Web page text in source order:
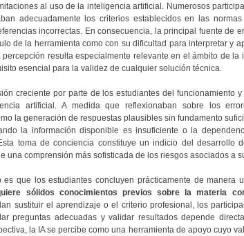
al uso de la inteligencia artificial. Numerosos
adecuadamente los criterios establecidos en las
incorrectas. En consecuencia, la principal fuente de
de la herramienta como con su dificultad para interpretar y
percepción resulta especialmente relevante en el ámbito de
esencial para la validez de cualquier solución técnica.
creciente por parte de los estudiantes del funcionamiento y
artificial. A medida que reflexionaban sobre los
la generación de respuestas plausibles sin fundamento
la información disponible es insuficiente o la
toma de conciencia constituye un indicio del desarrollo
una comprensión más sofisticada de los riesgos asociados a
es que los estudiantes concluyen prácticamente de manera
sólidos conocimientos previos sobre la materia
sustituir el aprendizaje o el criterio profesional, los
preguntas adecuadas y validar resultados depende
la IA se percibe como una herramienta de apoyo cuyo